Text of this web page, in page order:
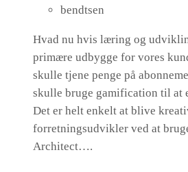
bendtsen
Hvad nu hvis læring og
primære udbygge for vores
skulle tjene penge på
skulle bruge gamification til at
Det er helt enkelt at blive
forretningsudvikler ved at
Architect….